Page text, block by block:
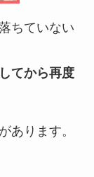
ちていない
てから再度
あります。